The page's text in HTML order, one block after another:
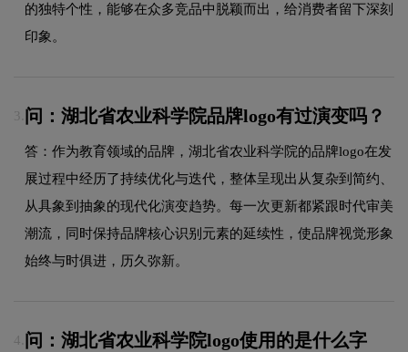
的独特个性，能够在众多竞品中脱颖而出，给消费者留下深刻
印象。
3. 问：湖北省农业科学院品牌logo有过演变吗？
答：作为教育领域的品牌，湖北省农业科学院的品牌logo在发
展过程中经历了持续优化与迭代，整体呈现出从复杂到简约、
从具象到抽象的现代化演变趋势。每一次更新都紧跟时代审美
潮流，同时保持品牌核心识别元素的延续性，使品牌视觉形象
始终与时俱进，历久弥新。
4. 问：湖北省农业科学院logo使用的是什么字